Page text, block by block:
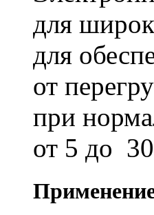
для
для
от
при
от 5 до